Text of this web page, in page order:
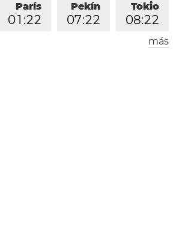
Tokio
08:22
Pekín
07:22
París
01 :22
Londres
más